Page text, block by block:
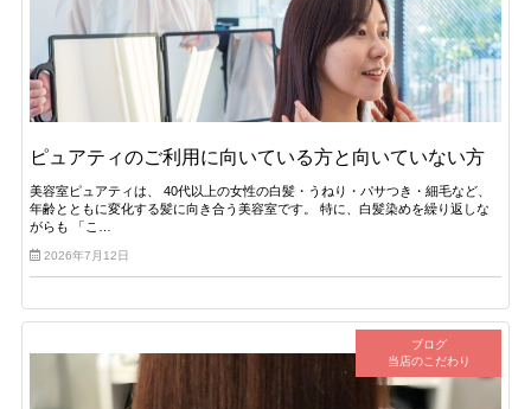
ピュアティのご利用に向いている方と向いていない方
美容室ピュアティは、 40代以上の女性の白髪・うねり・パサつき・細毛など、
年齢とともに変化する髪に向き合う美容室です。 特に、白髪染めを繰り返しな
がらも 「こ…
2026年7月12日
ブログ
当店のこだわり